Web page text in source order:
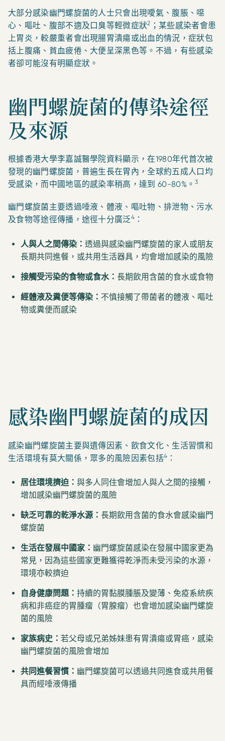
大部分感染幽門螺旋菌的人士只會出現噯氣、腹脹、噁
心、嘔吐、腹部不適及口臭等輕微症狀2 ；某些感染者會患
上胃炎，較嚴重者會出現腸胃潰瘍或出血的情況，症狀包
括上腹痛、貧血疲倦、大便呈深黑色等。不過，有些感染
者卻可能沒有明顯症狀。
幽門螺旋菌的傳染途徑
及來源
根據香港大學李嘉誠醫學院資料顯示，在1980年代首次被
發現的幽門螺旋菌，普遍生長在胃內，全球約五成人口均
受感染，而中國地區的感染率稍高，達到 60-80%。3
幽門螺旋菌主要透過唾液、體液、嘔吐物、排泄物、污水
及食物等途徑傳播，途徑十分廣泛4 ：
人與人之間傳染： 透過與感染幽門螺旋菌的家人或朋友
長期共同進餐，或共用生活器具，均會增加感染的風險
接觸受污染的食物或食水： 長期飲用含菌的食水或食物
經體液及糞便等傳染： 不慎接觸了帶菌者的體液、嘔吐
物或糞便而感染
感染幽門螺旋菌的成因
感染幽門螺旋菌主要與遺傳因素、飲食文化、生活習慣和
生活環境有莫大關係，眾多的風險因素包括4 ：
居住環境擠迫： 與多人同住會增加人與人之間的接觸，
增加感染幽門螺旋菌的風險
缺乏可靠的乾淨水源： 長期飲用含菌的食水會感染幽門
螺旋菌
生活在發展中國家： 幽門螺旋菌感染在發展中國家更為
常見，因為這些國家更難獲得乾淨而未受污染的水源，
環境亦較擠迫
自身健康問題： 持續的胃黏膜腫脹及變薄、免疫系統疾
病和非癌症的胃腫瘤（胃腺瘤）也會增加感染幽門螺旋
菌的風險
家族病史： 若父母或兄弟姊妹患有胃潰瘍或胃癌，感染
幽門螺旋菌的風險會增加
共同進餐習慣： 幽門螺旋菌可以透過共同進食或共用餐
具而經唾液傳播